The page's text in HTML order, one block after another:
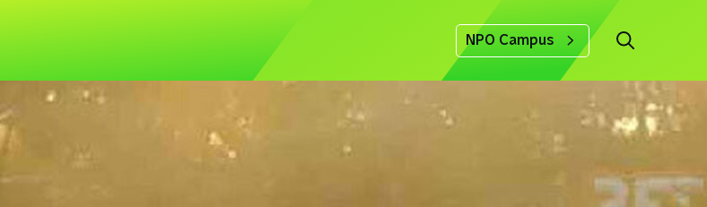
NPO Campus